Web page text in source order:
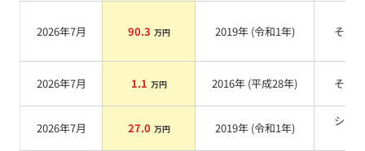
2026年7月 90.3 万円 2019年 (令和1年) その他
2026年7月 1.1 万円 2016年 (平成28年) その他
2026年7月 27.0 万円 2019年 (令和1年)
シル